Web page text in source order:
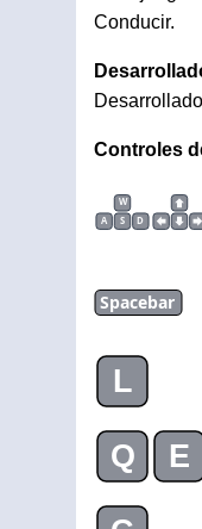
Conducir.
Controles
W
A
S D
Spacebar
L
Q E